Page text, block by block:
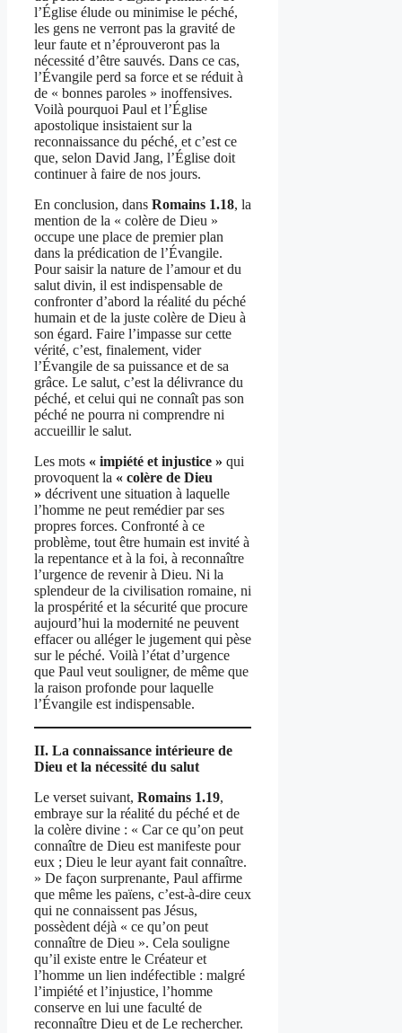
l’Église élude ou minimise le péché,
les gens ne verront pas la gravité de
leur faute et n’éprouveront pas la
nécessité d’être sauvés. Dans ce cas,
l’Évangile perd sa force et se réduit à
de « bonnes paroles » inoffensives.
Voilà pourquoi Paul et l’Église
apostolique insistaient sur la
reconnaissance du péché, et c’est ce
que, selon David Jang, l’Église doit
continuer à faire de nos jours.
En conclusion, dans Romains 1.18, la
mention de la « colère de Dieu »
occupe une place de premier plan
dans la prédication de l’Évangile.
Pour saisir la nature de l’amour et du
salut divin, il est indispensable de
confronter d’abord la réalité du péché
humain et de la juste colère de Dieu à
son égard. Faire l’impasse sur cette
vérité, c’est, finalement, vider
l’Évangile de sa puissance et de sa
grâce. Le salut, c’est la délivrance du
péché, et celui qui ne connaît pas son
péché ne pourra ni comprendre ni
accueillir le salut.
Les mots « impiété et injustice » qui
provoquent la « colère de Dieu
» décrivent une situation à laquelle
l’homme ne peut remédier par ses
propres forces. Confronté à ce
problème, tout être humain est invité à
la repentance et à la foi, à reconnaître
l’urgence de revenir à Dieu. Ni la
splendeur de la civilisation romaine, ni
la prospérité et la sécurité que procure
aujourd’hui la modernité ne peuvent
effacer ou alléger le jugement qui pèse
sur le péché. Voilà l’état d’urgence
que Paul veut souligner, de même que
la raison profonde pour laquelle
l’Évangile est indispensable.
II. La connaissance intérieure de
Dieu et la nécessité du salut
Le verset suivant, Romains 1.19,
embraye sur la réalité du péché et de
la colère divine : « Car ce qu’on peut
connaître de Dieu est manifeste pour
eux ; Dieu le leur ayant fait connaître.
» De façon surprenante, Paul affirme
que même les païens, c’est-à-dire ceux
qui ne connaissent pas Jésus,
possèdent déjà « ce qu’on peut
connaître de Dieu ». Cela souligne
qu’il existe entre le Créateur et
l’homme un lien indéfectible : malgré
l’impiété et l’injustice, l’homme
conserve en lui une faculté de
reconnaître Dieu et de Le rechercher.